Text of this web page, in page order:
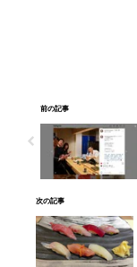
前の記事
次の記事